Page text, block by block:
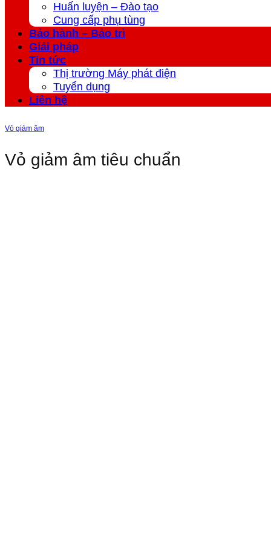
Huấn luyện – Đào tạo
Cung cấp phụ tùng
Bảo hành – Bảo trì
Giải pháp
Tin tức
Thị trường Máy phát điện
Tuyển dụng
Liên hệ
Vỏ giảm âm
Vỏ giảm âm tiêu chuẩn